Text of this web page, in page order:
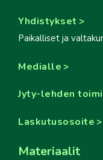
Yhdistykset
Paikalliset ja
Medialle
Jyty-lehden
Laskutusosoite
Materiaalit